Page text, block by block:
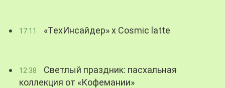
17:11 «ТехИнсайдер» х Cosmic latte
12:38
Светлый праздник: пасхальная
коллекция от «Кофемании»